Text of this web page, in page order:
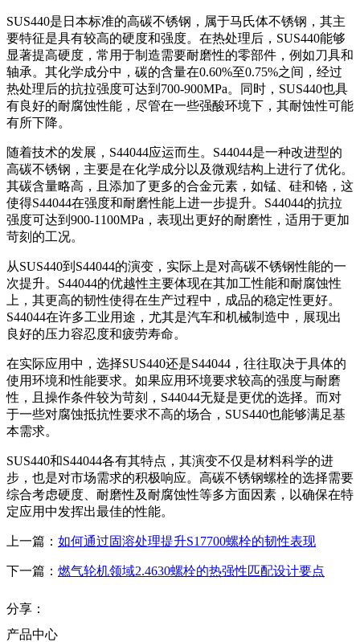
SUS440是日本标准的高碳不锈钢，属于马氏体不锈钢，其主
要特征是具有较高的硬度和强度。在热处理后，SUS440能够
显著提高硬度，常用于制造需要耐磨性的零部件，例如刀具和
轴承。其化学成分中，碳的含量在0.60%至0.75%之间，经过
热处理后的抗拉强度可达到700-900MPa。同时，SUS440也具
有良好的耐腐蚀性能，尽管在一些强酸环境下，其耐蚀性可能
有所下降。
随着技术的发展，S44044应运而生。S44044是一种改进型的
高碳不锈钢，主要是在化学成分以及微观结构上进行了优化。
其碳含量略高，且添加了更多的合金元素，如锰、硅和铬，这
使得S44044在强度和耐磨性能上进一步提升。S44044的抗拉
强度可达到900-1100MPa，表现出更好的耐磨性，适用于更加
苛刻的工况。
从SUS440到S44044的演变，实际上是对高碳不锈钢性能的一
次提升。S44044的优越性主要体现在其加工性能和耐腐蚀性
上，其更高的韧性使得在生产过程中，成品的稳定性更好。
S44044在许多工业用途，尤其是汽车和机械制造中，展现出
良好的压力容忍度和疲劳寿命。
在实际应用中，选择SUS440还是S44044，往往取决于具体的
使用环境和性能要求。如果应用环境要求较高的强度与耐磨
性，且操作条件较为苛刻，S44044无疑是更优的选择。而对
于一些对腐蚀抵抗性要求不高的场合，SUS440也能够满足基
本需求。
SUS440和S44044各有其特点，其演变不仅是材料科学的进
步，也是对市场需求的积极响应。高碳不锈钢螺栓的选择需要
综合考虑硬度、耐磨性及耐腐蚀性等多方面因素，以确保在特
定应用中发挥出最佳的性能。
上一篇： 如何通过固溶处理提升S17700螺栓的韧性表现
下一篇： 燃气轮机领域2.4630螺栓的热强性匹配设计要点
分享：
产品中心